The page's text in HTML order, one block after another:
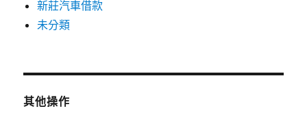
新莊汽車借款
未分類
其他操作